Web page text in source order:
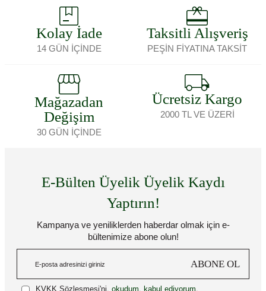
Kolay İade
14 GÜN İÇİNDE
Taksitli Alışveriş
PEŞİN FİYATINA TAKSİT
Mağazadan
Değişim
30 GÜN İÇİNDE
Ücretsiz Kargo
2000 TL VE ÜZERİ
E-Bülten Üyelik Üyelik Kaydı
Yaptırın!
Kampanya ve yeniliklerden haberdar olmak için e-
bültenimize abone olun!
ABONE OL
KVKK Sözleşmesi'ni, okudum, kabul ediyorum.